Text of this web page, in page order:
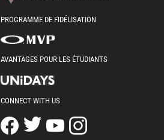
PROGRAMME DE FIDÉLISATION
AVANTAGES POUR LES ÉTUDIANTS
CONNECT WITH US